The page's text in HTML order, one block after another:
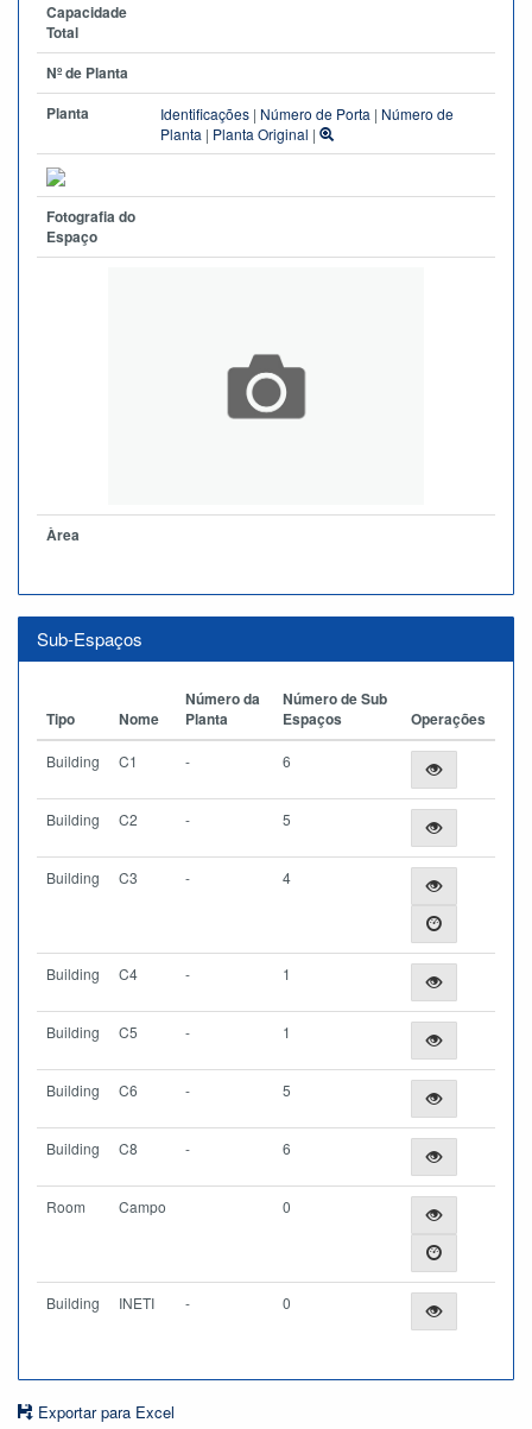
Capacidade
Total
Nº de Planta
Planta
Identificações | Número de Porta | Número de
Planta | Planta Original |
Fotografia do
Espaço
Àrea
Sub-Espaços
Tipo Nome
Número da
Planta
Número de Sub
Espaços
Operações
Building C1 - 6
Building C2 - 5
Building C3 - 4
Building C4 - 1
Building C5 - 1
Building C6 - 5
Building C8 - 6
Room Campo 0
Building INETI - 0
Exportar para Excel